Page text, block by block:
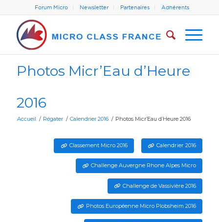
Forum Micro Newsletter Partenaires Adhérents
Photos Micr’Eau d’Heure
2016
Accueil / Régater / Calendrier 2016 / Photos Micr’Eau d’Heure 2016
Calendrier 2016
Classement Micro 2016
Challenge Auvergne Rhone Alpes Micro
Challenge de Vassivière 2016
Photos Européenne Micro Plobsheim 2016